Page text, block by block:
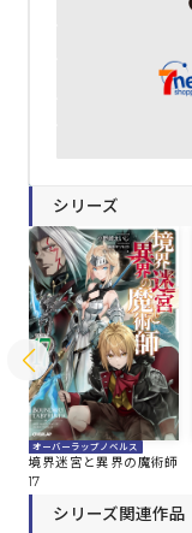
シリーズ
オーバーラップノベルス
境界迷宮と異界の魔術師
17
シリーズ関連作品